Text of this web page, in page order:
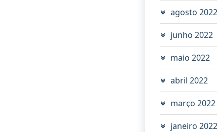
agosto 2022
junho 2022
maio 2022
abril 2022
março 2022
janeiro 2022